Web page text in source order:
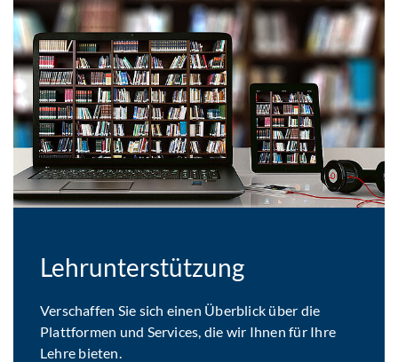
Lehrunterstützung
Verschaffen Sie sich einen Überblick über die
Plattformen und Services, die wir Ihnen für Ihre
Lehre bieten.